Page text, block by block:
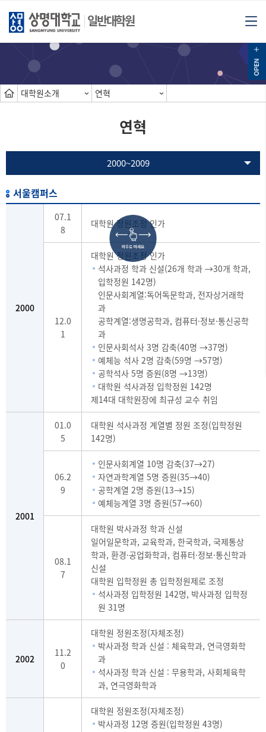
일반대학원
대학원소개 연혁
연혁
2000~2009
서울캠퍼스
2000
07.1
8
대학원 정원조정 인가
12.0
1
대학원 정원조정 인가
석사과정 학과 신설(26개 학과 →30개 학과,
입학정원 142명)
인문사회계열:독어독문학과, 전자상거래학
과
공학계열:생명공학과, 컴퓨터·정보·통신공학
과
인문사회석사 3명 감축(40명 →37명)
예체능 석사 2명 감축(59명 →57명)
공학석사 5명 증원(8명 →13명)
대학원 석사과정 입학정원 142명
제14대 대학원장에 최규성 교수 취임
2001
01.0
5
대학원 석사과정 계열별 정원 조정(입학정원
142명)
06.2
9
인문사회계열 10명 감축(37→27)
자연과학계열 5명 증원(35→40)
공학계열 2명 증원(13→15)
예체능계열 3명 증원(57→60)
08.1
7
대학원 박사과정 학과 신설
일어일문학과, 교육학과, 한국학과, 국제통상
학과, 환경·공업화학과, 컴퓨터·정보·통신학과
신설
대학원 입학정원 총 입학정원제로 조정
석사과정 입학정원 142명, 박사과정 입학정
원 31명
2002
11.2
0
대학원 정원조정(자체조정)
박사과정 학과 신설 : 체육학과, 연극영화학
과
석사과정 학과 신설 : 무용학과, 사회체육학
과, 연극영화학과
대학원 정원조정(자체조정)
박사과정 12명 증원(입학정원 43명)